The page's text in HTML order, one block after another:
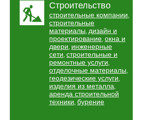
Строительство
строительные компании,
строительные
материалы, дизайн и
проектирование, окна и
двери, инженерные
сети, строительные и
ремонтные услуги,
отделочные материалы,
геодезические услуги,
изделия из металла,
аренда строительной
техники, бурение